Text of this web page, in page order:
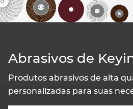
Abrasivos de
Produtos abrasivos de alta
personalizadas para suas